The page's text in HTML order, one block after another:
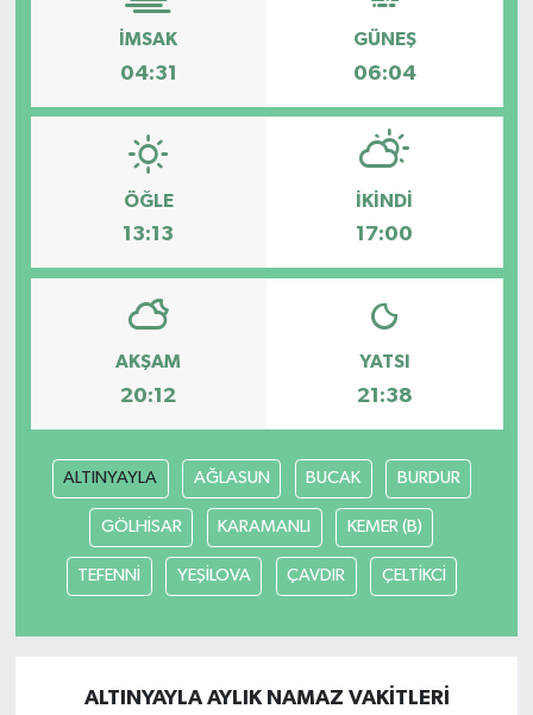
İMSAK
04:31
GÜNEŞ
06:04
ÖĞLE
13:13
İKINDI
17:00
AKŞAM
20:12
YATSI
21:38
ALTINYAYLA AĞLASUN BUCAK BURDUR
GÖLHİSAR KARAMANLI KEMER (B)
TEFENNİ YEŞİLOVA ÇAVDIR ÇELTİKCİ
ALTINYAYLA AYLIK NAMAZ VAKITLERI